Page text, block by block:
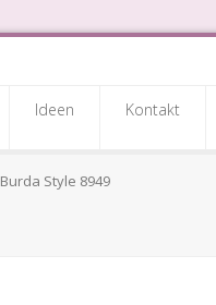
Ideen Kontakt
Burda Style 8949